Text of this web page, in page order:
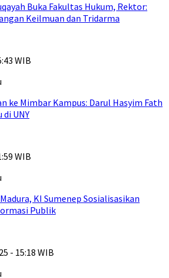
Buka Fakultas Hukum, Rektor:
Keilmuan dan Tridarma
WIB
ke Mimbar Kampus: Darul Hasyim Fath
di UNY
WIB
KI Sumenep Sosialisasikan
Publik
- 15:18 WIB